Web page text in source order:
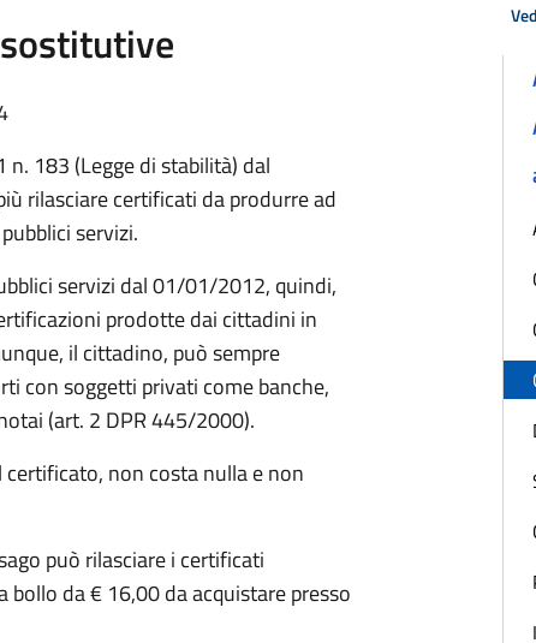
183 (Legge di stabilità) dal
rilasciare certificati da produrre ad
servizi.
servizi dal 01/01/2012, quindi,
prodotte dai cittadini in
il cittadino, può sempre
con soggetti privati come banche,
(art. 2 DPR 445/2000).
non costa nulla e non
può rilasciare i certificati
da € 16,00 da acquistare presso